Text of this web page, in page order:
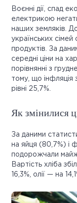
Воєнні дії, спад
електрикою
наших земляків.
українських
продуктів. За
середні ціни на
порівнянні з
тому, що інфляція
рівні 25,7%.
Як змінилися
За даними
на яйця (80,7%) і
подорожчали
Вартість хліба
16,3%, олії — на